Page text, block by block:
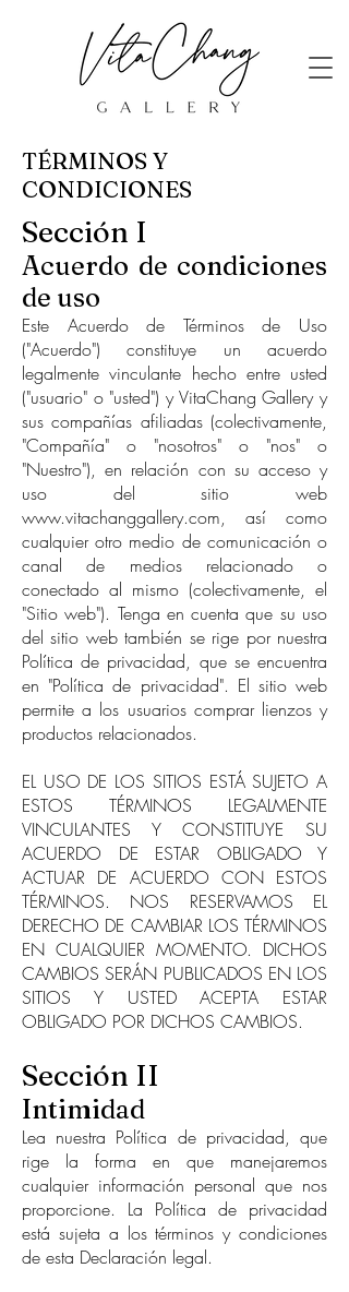
TÉRMINOS Y
CONDICIONES
Sección I
Acuerdo de condiciones
de uso
Este Acuerdo de Términos de Uso
("Acuerdo") constituye un acuerdo
legalmente vinculante hecho entre usted
("usuario" o "usted") y VitaChang Gallery y
sus compañías afiliadas (colectivamente,
"Compañía" o "nosotros" o "nos" o
"Nuestro"), en relación con su acceso y
uso del sitio web
www.vitachanggallery.com, así como
cualquier otro medio de comunicación o
canal de medios relacionado o
conectado al mismo (colectivamente, el
"Sitio web"). Tenga en cuenta que su uso
del sitio web también se rige por nuestra
Política de privacidad, que se encuentra
en "Política de privacidad". El sitio web
permite a los usuarios comprar lienzos y
productos relacionados.
EL USO DE LOS SITIOS ESTÁ SUJETO A
ESTOS TÉRMINOS LEGALMENTE
VINCULANTES Y CONSTITUYE SU
ACUERDO DE ESTAR OBLIGADO Y
ACTUAR DE ACUERDO CON ESTOS
TÉRMINOS. NOS RESERVAMOS EL
DERECHO DE CAMBIAR LOS TÉRMINOS
EN CUALQUIER MOMENTO. DICHOS
CAMBIOS SERÁN PUBLICADOS EN LOS
SITIOS Y USTED ACEPTA ESTAR
OBLIGADO POR DICHOS CAMBIOS.
Sección II
Intimidad
Lea nuestra Política de privacidad, que
rige la forma en que manejaremos
cualquier información personal que nos
proporcione. La Política de privacidad
está sujeta a los términos y condiciones
de esta Declaración legal.